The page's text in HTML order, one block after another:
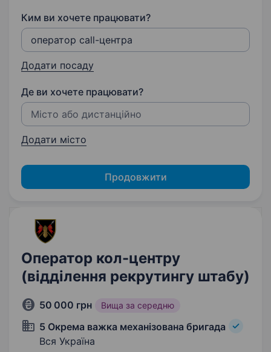
Ким ви хочете працювати?
Додати посаду
Де ви хочете працювати?
Додати місто
Продовжити
Оператор кол-центру
(відділення рекрутингу штабу)
50 000 грн Вища за середню
5 Окрема важка механізована бригада
Вся Україна